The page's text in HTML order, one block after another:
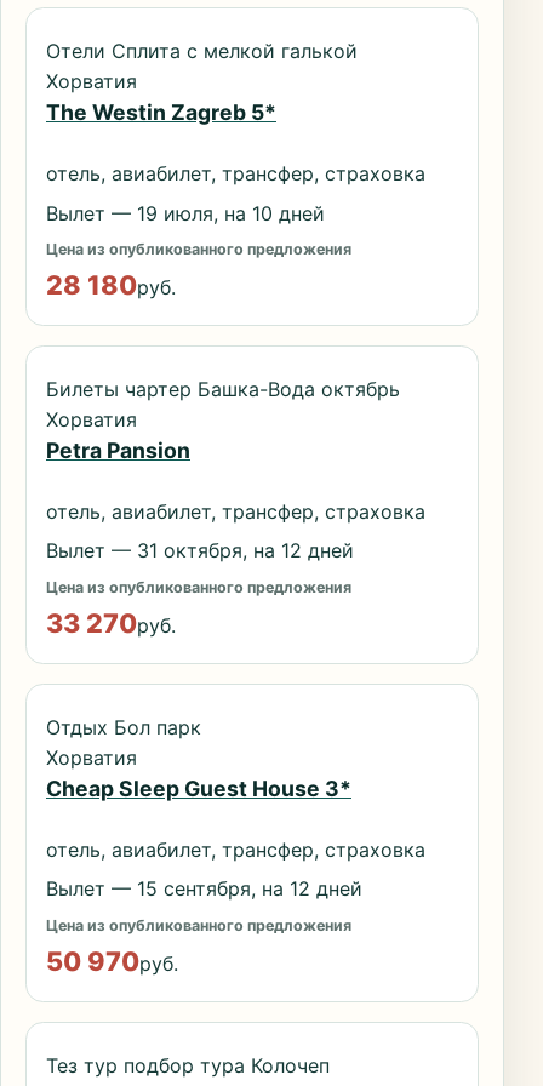
Отели Сплита с мелкой галькой
Хорватия
The Westin Zagreb 5*
отель, авиабилет, трансфер, страховка
Вылет — 19 июля, на 10 дней
Цена из опубликованного предложения
28 180руб.
Билеты чартер Башка-Вода октябрь
Хорватия
Petra Pansion
отель, авиабилет, трансфер, страховка
Вылет — 31 октября, на 12 дней
Цена из опубликованного предложения
33 270руб.
Отдых Бол парк
Хорватия
Cheap Sleep Guest House 3*
отель, авиабилет, трансфер, страховка
Вылет — 15 сентября, на 12 дней
Цена из опубликованного предложения
50 970руб.
Тез тур подбор тура Колочеп